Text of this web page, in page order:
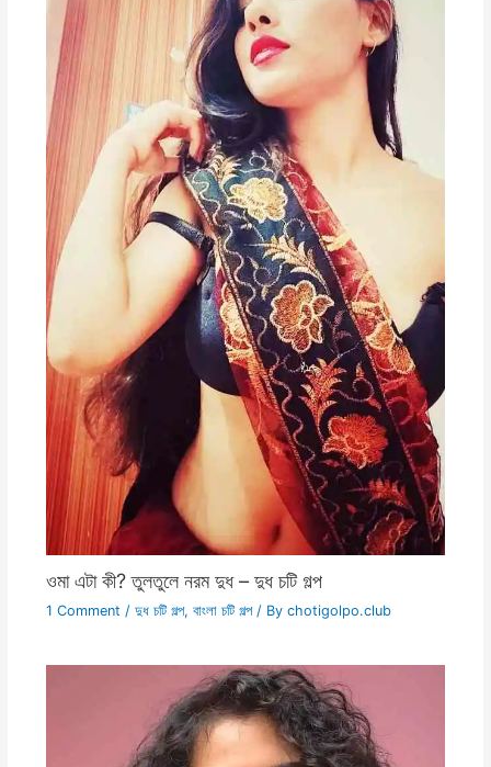
ওমা এটা কী? তুলতুলে নরম দুধ – দুধ চটি গল্প
1 Comment / দুধ চটি গল্প, বাংলা চটি গল্প/ By chotigolpo.club